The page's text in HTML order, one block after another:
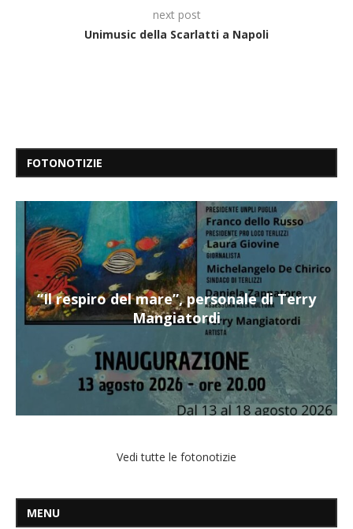
next post
Unimusic della Scarlatti a Napoli
FOTONOTIZIE
“Il respiro del mare”, personale di Terry
Mangiatordi
Vedi tutte le fotonotizie
MENU